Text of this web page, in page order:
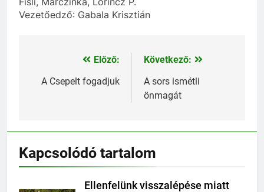
Vezetőedző: Gabala Krisztián
Bejegyzés
navigáció
Előző:
A Csepelt fogadjuk
Következő:
A sors ismétli
önmagát
Kapcsolódó tartalom
Ellenfelünk visszalépése miatt